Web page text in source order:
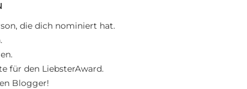
die dich nominiert hat.
für den LiebsterAward.
Blogger!